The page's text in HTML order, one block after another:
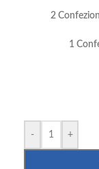
2
1
- +